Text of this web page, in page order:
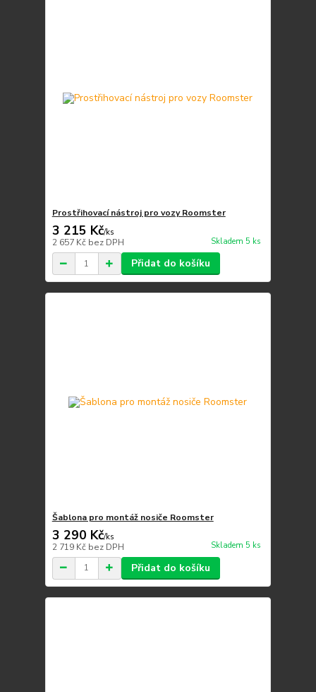
Prostřihovací nástroj pro vozy Roomster
3 215 Kč/ks
2 657 Kč bez DPH Skladem 5 ks
Přidat do košíku
Šablona pro montáž nosiče Roomster
3 290 Kč/ks
2 719 Kč bez DPH Skladem 5 ks
Přidat do košíku